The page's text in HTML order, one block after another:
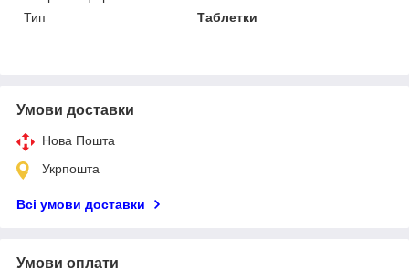
Тип
Таблетки
Умови доставки
Нова Пошта
Укрпошта
Всі умови доставки
Умови оплати